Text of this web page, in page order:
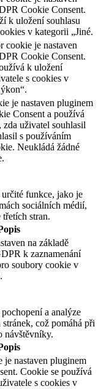
Cookie Consent.
k uložení souhlasu
v kategorii „Jiné.
cookie je nastaven
Cookie Consent.
k uložení
s cookies v
je nastaven pluginem
Consent a používá
zda uživatel souhlasil
s používáním
Neukládá žádné
funkce, jako je
sociálních médií,
stran.
na základě
k zaznamenání
soubory cookie v
a analýze
což pomáhá při
návštěvníky.
je nastaven pluginem
Cookie se používá
s cookies v